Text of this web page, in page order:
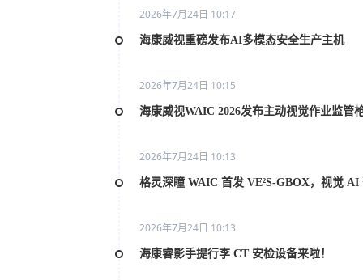
2026年7月24日 10:17
海康威视重磅发布AI多模态安全生产主机
2026年7月24日 10:15
海康威视WAIC 2026发布主动视觉作业监管
2026年7月24日 10:13
格灵深瞳 WAIC 首发 VE²S-GBOX，视觉 AI
2026年7月24日 10:13
海康睿影手提行李 CT 安检设备来啦！